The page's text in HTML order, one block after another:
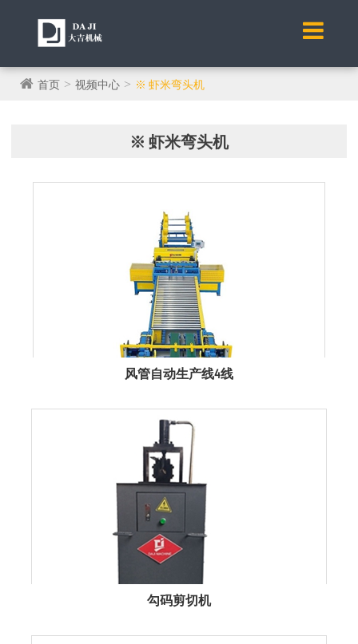
首页 视频中心 ※ 虾米弯头机
※ 虾米弯头机
风管自动生产线4线
勾码剪切机